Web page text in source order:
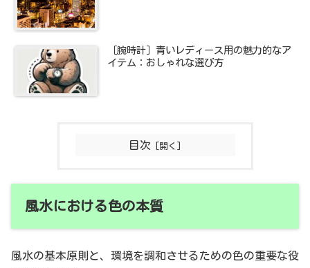
［腕時計］青いレディース用の魅力的なア
イテム：おしゃれな選び方
目次
風水における色の本質
風水の基本原則と、環境を調和させるための色の重要な役